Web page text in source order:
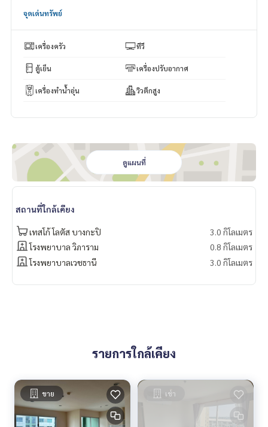
* มีให้เลือกอีกหลายห้อง หลายโครงการค่ะ
Facebook Fanpage : P2N Property
ด ทั่วกรุงเทพฯ
จุดเด่นทรัพย์
เครื่องครัว ทีวี
ตู้เย็น เครื่องปรับอากาศ
เครื่องทำน้ำอุ่น วิวตึกสูง
ดูแผนที่
สถานที่ใกล้เคียง
เทสโก้ โลตัส บางกะปิ
3.0 กิโลเมตร
โรงพยาบาล วิภาราม
0.8 กิโลเมตร
โรงพยาบาลเวชธานี
3.0 กิโลเมตร
รายการใกล้เคียง
ขาย เช่า